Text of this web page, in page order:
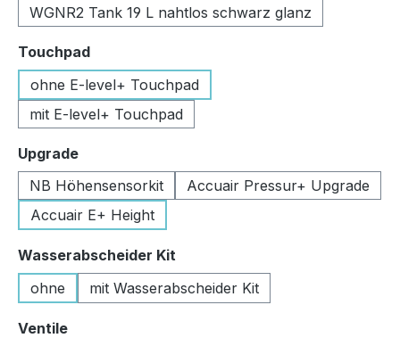
WGNR2 Tank 19 L nahtlos schwarz glanz
Touchpadauswählen
ohne E-level+ Touchpad
mit E-level+ Touchpad
Upgradeauswählen
NB Höhensensorkit
Accuair Pressur+ Upgrade
Accuair E+ Height
Wasserabscheider Kit
ohne
mit Wasserabscheider Kit
Ventileauswählen